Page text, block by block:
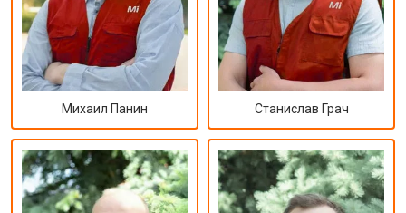
Михаил Панин Станислав Грач